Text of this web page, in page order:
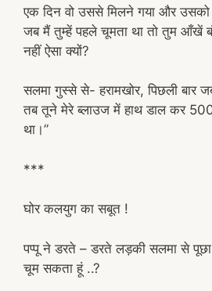
एक दिन वो उससे मिलने गया और
जब मैं तुम्हें पहले चूमता था तो तुम आँखें
नहीं ऐसा क्यों?
सलमा गुस्से से- हरामखोर, पिछली बार
तब तूने मेरे ब्लाउज में हाथ डाल कर 500
था।”
***
घोर कलयुग का सबूत !
पप्पू ने डरते – डरते लड़की सलमा से पूछा
चूम सकता हूं ..?